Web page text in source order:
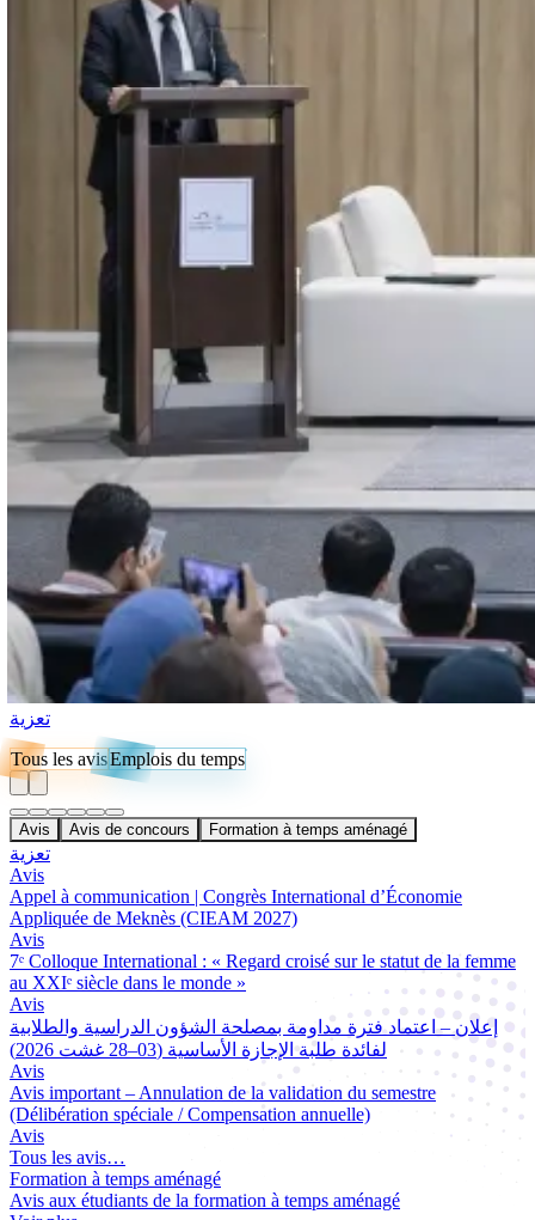
تعزية
Tous les avisEmplois du temps
Avis Avis de concours Formation à temps aménagé
تعزية
Avis
Appel à communication | Congrès International d’Économie
Appliquée de Meknès (CIEAM 2027)
Avis
7ᵉ Colloque International : « Regard croisé sur le statut de la femme
au XXIᵉ siècle dans le monde »
Avis
إعلان – اعتماد فترة مداومة بمصلحة الشؤون الدراسية والطلابية
لفائدة طلبة الإجازة الأساسية (03–28 غشت 2026)
Avis
Avis important – Annulation de la validation du semestre
(Délibération spéciale / Compensation annuelle)
Avis
Tous les avis…
Formation à temps aménagé
Avis aux étudiants de la formation à temps aménagé